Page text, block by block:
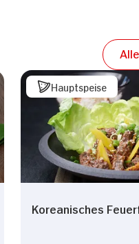
Hauptspeise
Koreanisches